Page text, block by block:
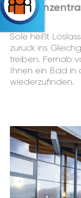
Sole heißt
zurück ins
treiben. Fernab
Ihnen ein Bad in
wiederzufinden.